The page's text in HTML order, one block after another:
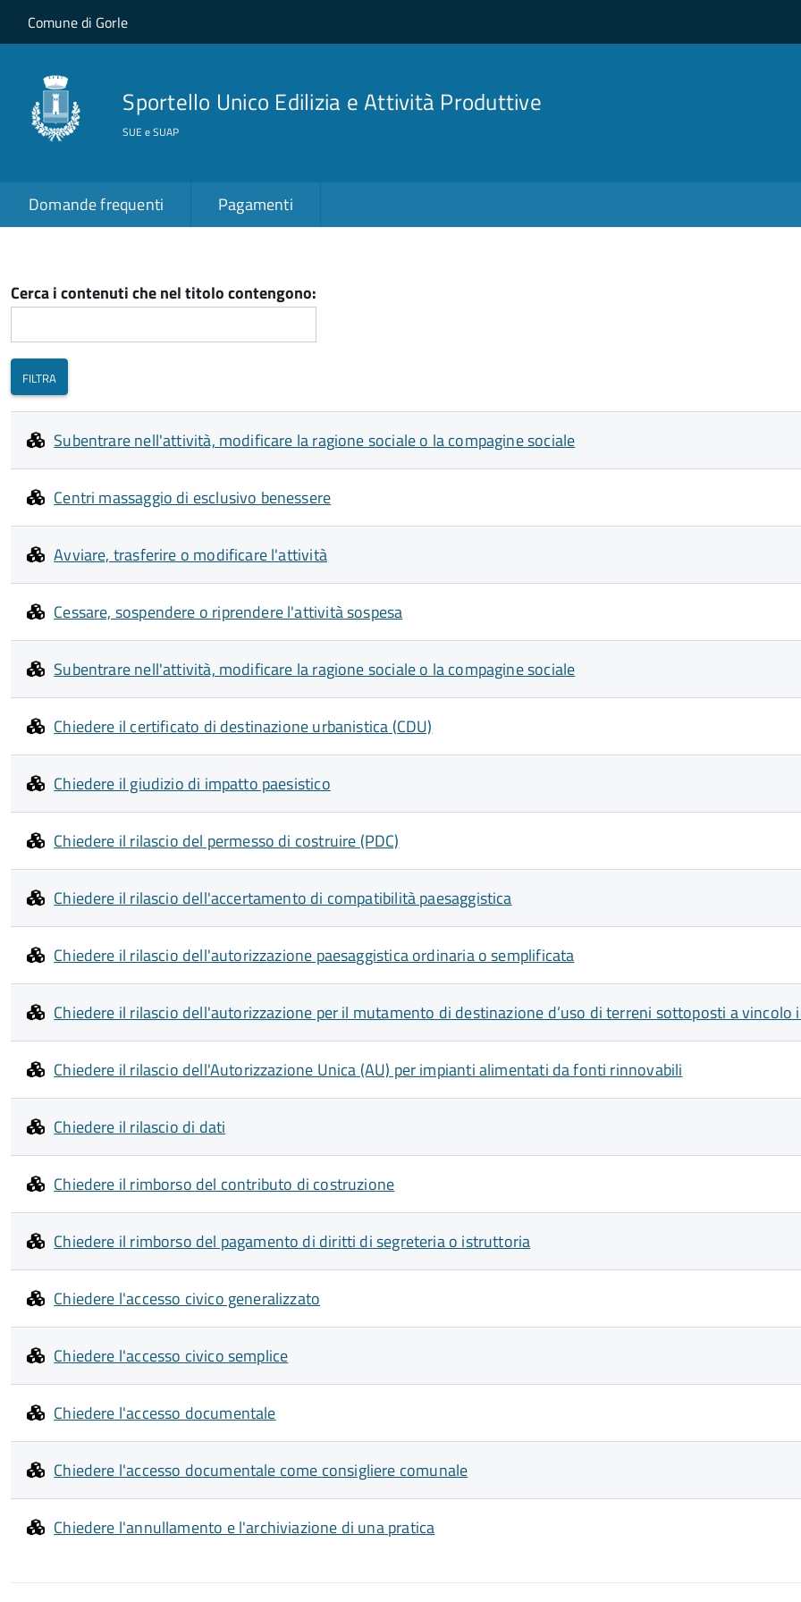
Salta al contenuto principale
Skip to site navigation
Comune di Gorle
Sportello Unico Edilizia e Attività Produttive
SUE e SUAP
Domande frequenti Pagamenti
Cerca i contenuti che nel titolo contengono:
Subentrare nell'attività, modificare la ragione sociale o la compagine sociale
Centri massaggio di esclusivo benessere
Avviare, trasferire o modificare l'attività
Cessare, sospendere o riprendere l'attività sospesa
Subentrare nell'attività, modificare la ragione sociale o la compagine sociale
Chiedere il certificato di destinazione urbanistica (CDU)
Chiedere il giudizio di impatto paesistico
Chiedere il rilascio del permesso di costruire (PDC)
Chiedere il rilascio dell'accertamento di compatibilità paesaggistica
Chiedere il rilascio dell'autorizzazione paesaggistica ordinaria o semplificata
Chiedere il rilascio dell'autorizzazione per il mutamento di destinazione d’uso di terreni sottoposti a vincolo
Chiedere il rilascio dell'Autorizzazione Unica (AU) per impianti alimentati da fonti rinnovabili
Chiedere il rilascio di dati
Chiedere il rimborso del contributo di costruzione
Chiedere il rimborso del pagamento di diritti di segreteria o istruttoria
Chiedere l'accesso civico generalizzato
Chiedere l'accesso civico semplice
Chiedere l'accesso documentale
Chiedere l'accesso documentale come consigliere comunale
Chiedere l'annullamento e l'archiviazione di una pratica